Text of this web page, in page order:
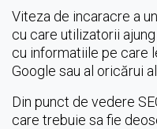
Viteza de incaracre a
cu care utilizatorii
cu informatiile pe care
Google sau al oricărui
Din punct de vedere
care trebuie sa fie